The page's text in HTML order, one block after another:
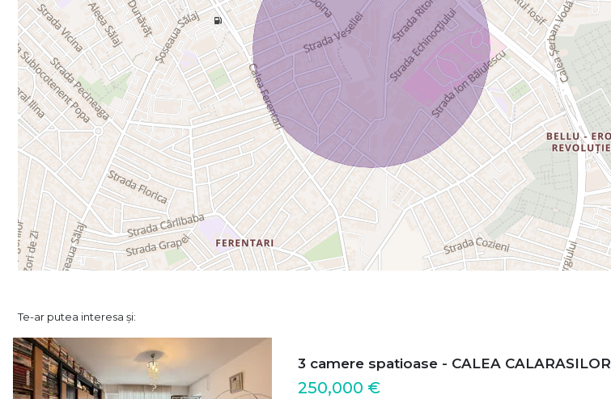
Te-ar putea interesa și:
3 camere spatioase - CALEA CALARASILOR
250,000 €